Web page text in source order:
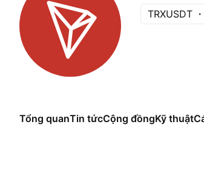
TRXUSDT
Tổng quanTin tứcCộng đồngKỹ thuật